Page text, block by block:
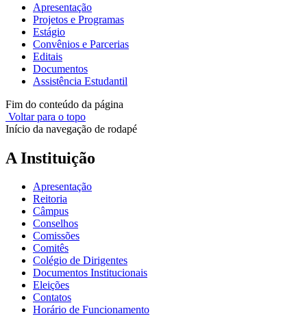
Apresentação
Projetos e Programas
Estágio
Convênios e Parcerias
Editais
Documentos
Assistência Estudantil
Fim do conteúdo da página
Voltar para o topo
Início da navegação de rodapé
A Instituição
Apresentação
Reitoria
Câmpus
Conselhos
Comissões
Comitês
Colégio de Dirigentes
Documentos Institucionais
Eleições
Contatos
Horário de Funcionamento